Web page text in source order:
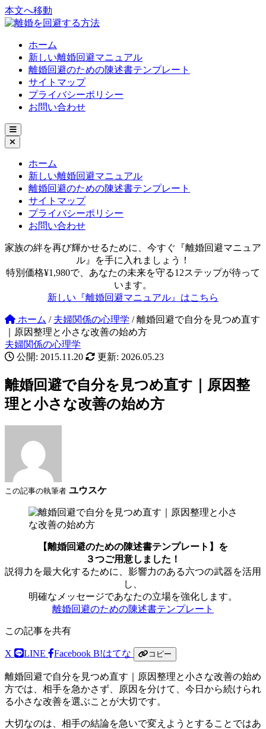
本文へ移動
ホーム
新しい離婚回避マニュアル
離婚回避のための陳述書テンプレート
サイトマップ
プライバシーポリシー
お問い合わせ
ホーム
新しい離婚回避マニュアル
離婚回避のための陳述書テンプレート
サイトマップ
プライバシーポリシー
お問い合わせ
家族の絆を再び輝かせるために、今すぐ『離婚回避マニュア
ル』を手に入れましょう！
特別価格¥1,980で、あなたの未来を守る12ステップが待って
います。
新しい『離婚回避マニュアル』はこちら
ホーム / 夫婦関係の心理学 / 離婚回避で自分を見つめ直す
｜原因整理と小さな改善の始め方
夫婦関係の心理学
公開: 2015.11.20
更新: 2026.05.23
離婚回避で自分を見つめ直す｜原因整
理と小さな改善の始め方
この記事の執筆者 ユウスケ
【離婚回避のための陳述書テンプレート】を
３つご用意しました！
説得力を最大化するために、影響力のある六つの武器を活用
し、
明確なメッセージであなたの立場を強化します。
離婚回避のための陳述書テンプレート
この記事を共有
X LINE Facebook B!はてな コピー
離婚回避で自分を見つめ直す｜原因整理と小さな改善の始め
方では、相手を急かさず、原因を分けて、今日から続けられ
る小さな改善を選ぶことが大切です。
大切なのは、相手の結論を急いで変えようとすることではあ